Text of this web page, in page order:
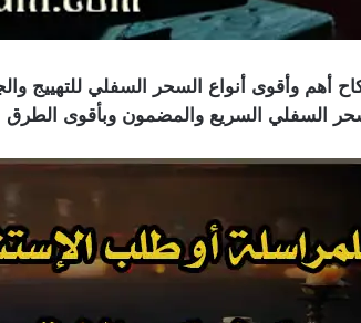
أهم وأقوى أنواع السحر السفلي للتهييج
السفلي السريع والمضمون وبأقوى الطرق